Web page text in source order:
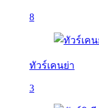
8
ทัวร์เคนย่า
3